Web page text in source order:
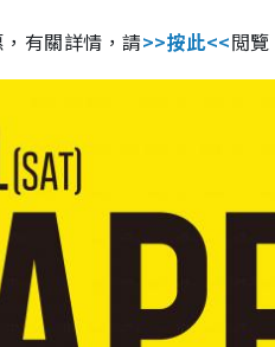
有關詳情，請>>按此<<閲覽